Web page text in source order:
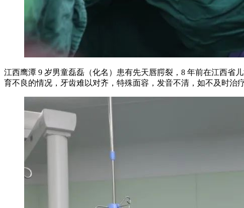
江西鹰潭 9 岁男童磊磊（化名）患有先天唇腭裂，8 年前在江西省
育不良的情况，牙齿难以对齐，特殊面容，发音不清，如不及时治